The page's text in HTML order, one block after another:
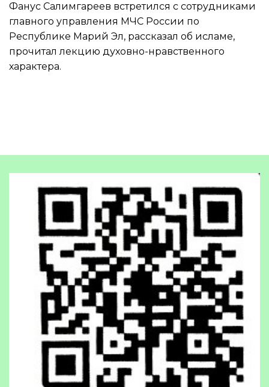
Фанус Салимгареев встретился с сотрудниками
главного управления МЧС России по
Республике Марий Эл, рассказал об исламе,
прочитал лекцию духовно-нравственного
характера.